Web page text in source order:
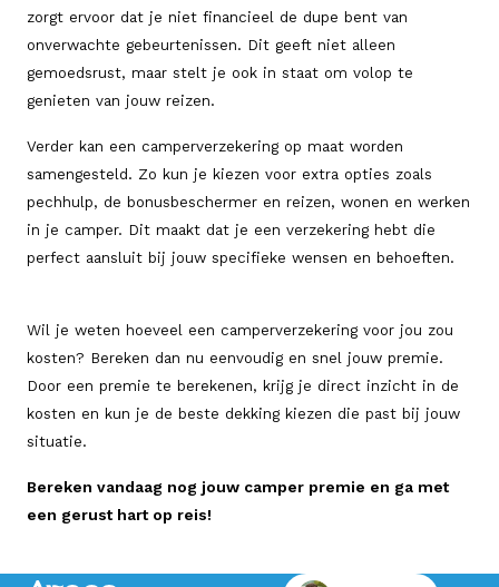
zorgt ervoor dat je niet financieel de dupe bent van
onverwachte gebeurtenissen. Dit geeft niet alleen
gemoedsrust, maar stelt je ook in staat om volop te
genieten van jouw reizen.
Verder kan een camperverzekering op maat worden
samengesteld. Zo kun je kiezen voor extra opties zoals
pechhulp, de bonusbeschermer en reizen, wonen en werken
in je camper. Dit maakt dat je een verzekering hebt die
perfect aansluit bij jouw specifieke wensen en behoeften.
Wil je weten hoeveel een camperverzekering voor jou zou
kosten? Bereken dan nu eenvoudig en snel jouw premie.
Door een premie te berekenen, krijg je direct inzicht in de
kosten en kun je de beste dekking kiezen die past bij jouw
situatie.
Bereken vandaag nog jouw camper premie en ga met
een gerust hart op reis!